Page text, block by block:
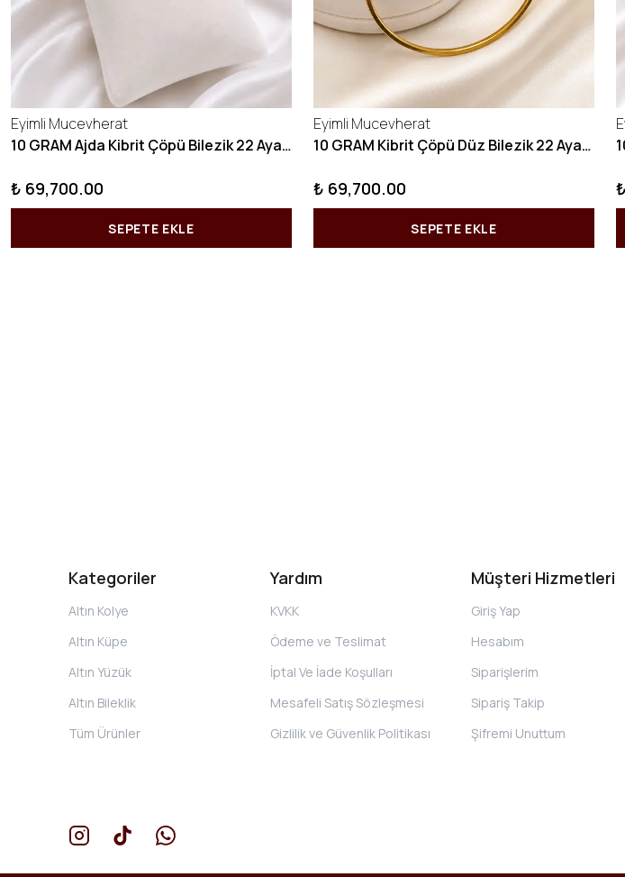
Eyimli Mucevherat
10 GRAM Ajda Kibrit Çöpü Bilezik 22 Ayar 22BLZ003
₺ 69,700.00
SEPETE EKLE
Eyimli Mucevherat
10 GRAM Kibrit Çöpü Düz Bilezik 22 Ayar 22BLZ001
₺ 69,700.00
SEPETE EKLE
Kategoriler
Altın Kolye
Altın Küpe
Altın Yüzük
Altın Bileklik
Tüm Ürünler
Yardım
KVKK
Ödeme ve Teslimat
İptal Ve İade Koşulları
Mesafeli Satış Sözleşmesi
Gizlilik ve Güvenlik Politikası
Müşteri Hizmetleri
Giriş Yap
Hesabım
Siparişlerim
Sipariş Takip
Şifremi Unuttum